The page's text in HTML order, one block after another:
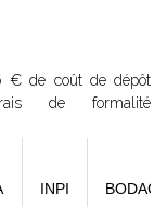
€ de coût de dépôt
de formalité
INPI